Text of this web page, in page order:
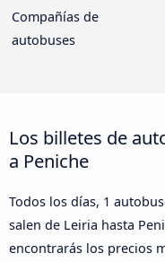
Compañías de
autobuses
Los billetes de
a Peniche
Todos los días, 1
salen de Leiria hasta
encontrarás los precios